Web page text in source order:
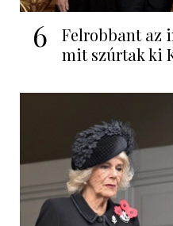
6
Felrobbant az
mit szúrtak ki